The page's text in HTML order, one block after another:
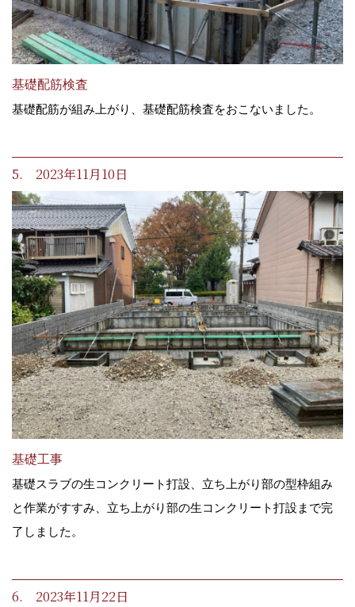
基礎配筋検査
基礎配筋が組み上がり、基礎配筋検査をおこないました。
5. 2023年11月10日
基礎工事
基礎スラブの生コンクリート打設、立ち上がり部の型枠組み
と作業がすすみ、立ち上がり部の生コンクリート打設まで完
了しました。
6. 2023年11月22日